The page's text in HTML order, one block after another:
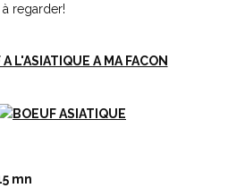
regarder!
A L'ASIATIQUE A MA FACON
mn